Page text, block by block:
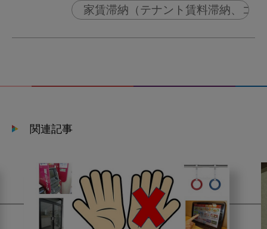
家賃滞納（テナント賃料滞納、コロ
関連記事